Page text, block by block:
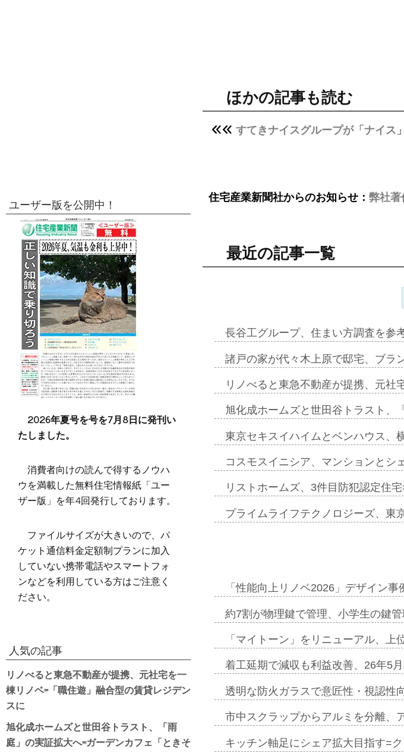
ほかの記事も読む
すてきナイスグループが「ナイス
住宅産業新聞社からのお知らせ： 弊社著
最近の記事一覧
長谷工グループ、住まい方調査を
諸戸の家が代々木上原で邸宅、ブ
リノべると東急不動産が提携、元
旭化成ホームズと世田谷トラスト
東京セキスイハイムとベンハウス、
コスモスイニシア、マンションと
リストホームズ、3件目防犯認定住
プライムライフテクノロジーズ、
「性能向上リノベ2026」デザイン
約7割が物理鍵で管理、小学生の鍵
「マイトーン」をリニューアル、
着工延期で減収も利益改善、26年5
透明な防火ガラスで意匠性・視認性
市中スクラップからアルミを分離
キッチン軸足にシェア拡大目指す=
ユーザー版を公開中！
2026年夏号を号を7月8日に発刊い
たしました。
消費者向けの読んで得するノウハ
ウを満載した無料住宅情報紙「ユー
ザー版」を年4回発行しております。
ファイルサイズが大きいので、パ
ケット通信料金定額制プランに加入
していない携帯電話やスマートフォ
ンなどを利用している方はご注意く
ださい。
人気の記事
リノべると東急不動産が提携、元社宅を一
棟リノベ=「職住遊」融合型の賃貸レジデン
スに
旭化成ホームズと世田谷トラスト、「雨
庭」の実証拡大へ=ガーデンカフェ「ときそ